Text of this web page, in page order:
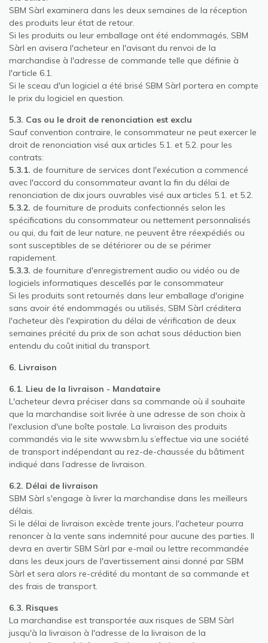
SBM Sàrl examinera dans les deux semaines de la réception
des produits leur état de retour.
Si les produits ou leur emballage ont été endommagés, SBM
Sàrl en avisera l'acheteur en l'avisant du renvoi de la
marchandise à l'adresse de commande telle que définie à
l'article 6.1.
Si le sceau d'un logiciel a été brisé SBM Sàrl portera en compte
le prix du logiciel en question.
5.3. Cas ou le droit de renonciation est exclu
Sauf convention contraire, le consommateur ne peut exercer le
droit de renonciation visé aux articles 5.1. et 5.2. pour les
contrats:
5.3.1. de fourniture de services dont l'exécution a commencé
avec l'accord du consommateur avant la fin du délai de
renonciation de dix jours ouvrables visé aux articles 5.1. et 5.2.
5.3.2. de fourniture de produits confectionnés selon les
spécifications du consommateur ou nettement personnalisés
ou qui, du fait de leur nature, ne peuvent être réexpédiés ou
sont susceptibles de se détériorer ou de se périmer
rapidement.
5.3.3. de fourniture d'enregistrement audio ou vidéo ou de
logiciels informatiques descellés par le consommateur
Si les produits sont retournés dans leur emballage d'origine
sans avoir été endommagés ou utilisés, SBM Sàrl créditera
l'acheteur dès l'expiration du délai de vérification de deux
semaines précité du prix de son achat sous déduction bien
entendu du coût initial du transport.
6. Livraison
6.1. Lieu de la livraison - Mandataire
L'acheteur devra préciser dans sa commande où il souhaite
que la marchandise soit livrée à une adresse de son choix à
l'exclusion d'une boîte postale. La livraison des produits
commandés via le site www.sbm.lu s’effectue via une société
de transport indépendant au rez-de-chaussée du bâtiment
indiqué dans l’adresse de livraison.
6.2. Délai de livraison
SBM Sàrl s'engage à livrer la marchandise dans les meilleurs
délais.
Si le délai de livraison excède trente jours, l'acheteur pourra
renoncer à la vente sans indemnité pour aucune des parties. Il
devra en avertir SBM Sàrl par e-mail ou lettre recommandée
dans les deux jours de l'avertissement ainsi donné par SBM
Sàrl et sera alors re-crédité du montant de sa commande et
des frais de transport.
6.3. Risques
La marchandise est transportée aux risques de SBM Sàrl
jusqu'à la livraison à l'adresse de la livraison de la